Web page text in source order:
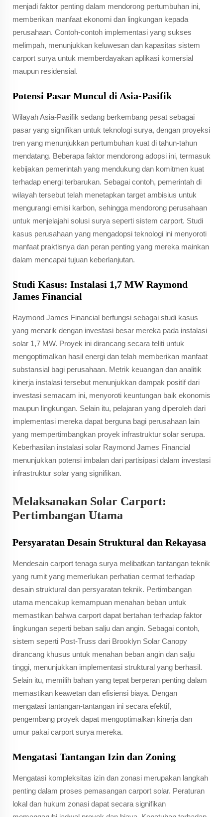
menjadi faktor penting dalam mendorong pertumbuhan ini,
memberikan manfaat ekonomi dan lingkungan kepada
perusahaan. Contoh-contoh implementasi yang sukses
melimpah, menunjukkan keluwesan dan kapasitas sistem
carport surya untuk memberdayakan aplikasi komersial
maupun residensial.
Potensi Pasar Muncul di Asia-Pasifik
Wilayah Asia-Pasifik sedang berkembang pesat sebagai
pasar yang signifikan untuk teknologi surya, dengan proyeksi
tren yang menunjukkan pertumbuhan kuat di tahun-tahun
mendatang. Beberapa faktor mendorong adopsi ini, termasuk
kebijakan pemerintah yang mendukung dan komitmen kuat
terhadap energi terbarukan. Sebagai contoh, pemerintah di
wilayah tersebut telah menetapkan target ambisius untuk
mengurangi emisi karbon, sehingga mendorong perusahaan
untuk menjelajahi solusi surya seperti sistem carport. Studi
kasus perusahaan yang mengadopsi teknologi ini menyoroti
manfaat praktisnya dan peran penting yang mereka mainkan
dalam mencapai tujuan keberlanjutan.
Studi Kasus: Instalasi 1,7 MW Raymond
James Financial
Raymond James Financial berfungsi sebagai studi kasus
yang menarik dengan investasi besar mereka pada instalasi
solar 1,7 MW. Proyek ini dirancang secara teliti untuk
mengoptimalkan hasil energi dan telah memberikan manfaat
substansial bagi perusahaan. Metrik keuangan dan analitik
kinerja instalasi tersebut menunjukkan dampak positif dari
investasi semacam ini, menyoroti keuntungan baik ekonomis
maupun lingkungan. Selain itu, pelajaran yang diperoleh dari
implementasi mereka dapat berguna bagi perusahaan lain
yang mempertimbangkan proyek infrastruktur solar serupa.
Keberhasilan instalasi solar Raymond James Financial
menunjukkan potensi imbalan dari partisipasi dalam investasi
infrastruktur solar yang signifikan.
Melaksanakan Solar Carport:
Pertimbangan Utama
Persyaratan Desain Struktural dan Rekayasa
Mendesain carport tenaga surya melibatkan tantangan teknik
yang rumit yang memerlukan perhatian cermat terhadap
desain struktural dan persyaratan teknik. Pertimbangan
utama mencakup kemampuan menahan beban untuk
memastikan bahwa carport dapat bertahan terhadap faktor
lingkungan seperti beban salju dan angin. Sebagai contoh,
sistem seperti Post-Truss dari Brooklyn Solar Canopy
dirancang khusus untuk menahan beban angin dan salju
tinggi, menunjukkan implementasi struktural yang berhasil.
Selain itu, memilih bahan yang tepat berperan penting dalam
memastikan keawetan dan efisiensi biaya. Dengan
mengatasi tantangan-tantangan ini secara efektif,
pengembang proyek dapat mengoptimalkan kinerja dan
umur pakai carport surya mereka.
Mengatasi Tantangan Izin dan Zoning
Mengatasi kompleksitas izin dan zonasi merupakan langkah
penting dalam proses pemasangan carport solar. Peraturan
lokal dan hukum zonasi dapat secara signifikan